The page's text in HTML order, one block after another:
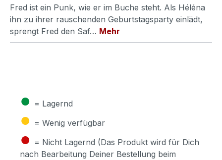
Fred ist ein Punk, wie er im Buche steht. Als Héléna
ihn zu ihrer rauschenden Geburtstagsparty einlädt,
sprengt Fred den Saf… Mehr
● = Lagernd
● = Wenig verfügbar
● = Nicht Lagernd (Das Produkt wird für Dich
nach Bearbeitung Deiner Bestellung beim